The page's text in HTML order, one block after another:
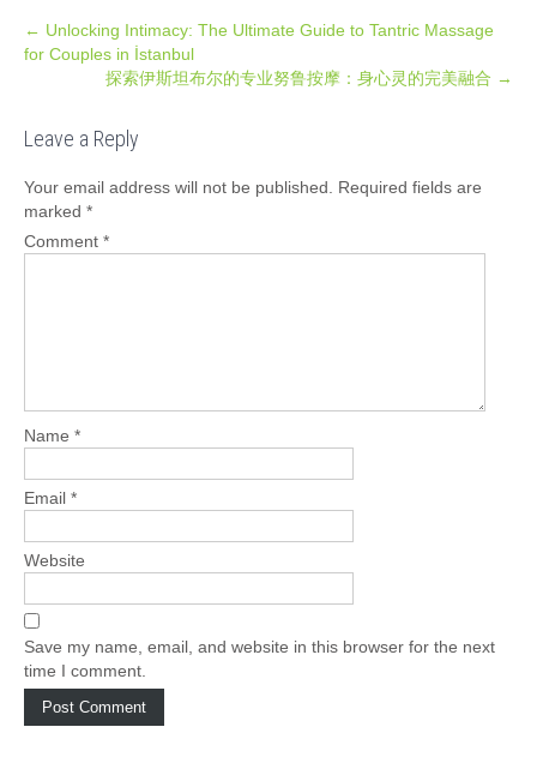
Post
navigation
← Unlocking Intimacy: The Ultimate Guide to Tantric Massage
for Couples in İstanbul
探索伊斯坦布尔的专业努鲁按摩：身心灵的完美融合 →
Leave a Reply
Your email address will not be published.
Required fields are
marked *
Comment *
Name *
Email *
Website
Save my name, email, and website in this browser for the next
time I comment.